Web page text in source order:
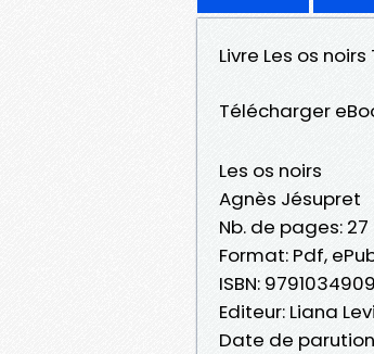
Livre Les os
Télécharger
Les os noirs
Agnès Jésupret
Nb. de pages: 27
Format: Pdf,
ISBN:
Editeur: Liana Levi
Date de